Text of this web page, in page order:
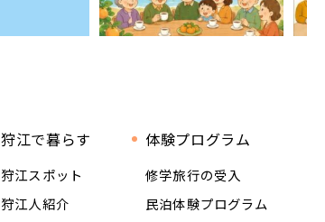
狩江で暮らす
狩江スポット
狩江人紹介
体験プログラム
修学旅行の受入
民泊体験プログラム